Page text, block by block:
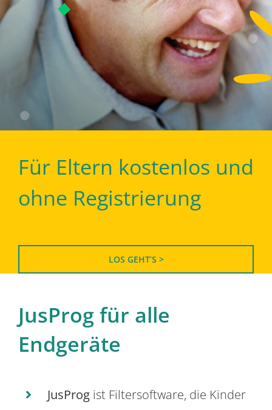
Für Eltern kostenlos und
ohne Registrierung
LOS GEHT’S >
JusProg für alle
Endgeräte
JusProg ist Filtersoftware, die Kinder